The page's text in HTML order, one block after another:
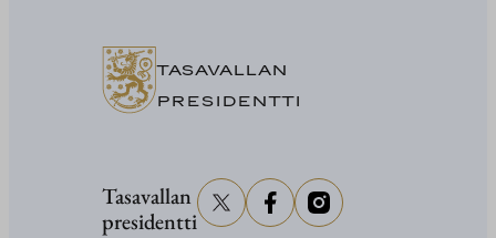
TASAVALLAN
PRESIDENTTI
Tasavallan
presidentti